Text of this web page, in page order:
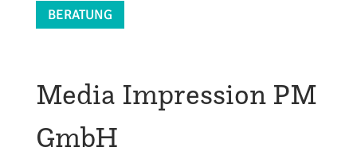
BERATUNG
Media Impression PM
GmbH